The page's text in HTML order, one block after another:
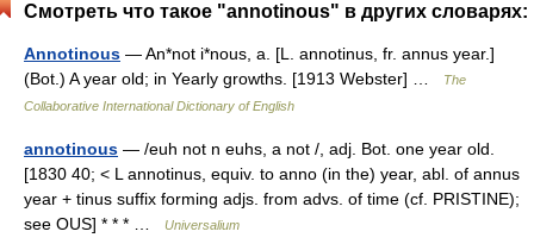
Смотреть что такое "annotinous" в других словарях:
Annotinous — An*not i*nous, a. [L. annotinus, fr. annus year.]
(Bot.) A year old; in Yearly growths. [1913 Webster] …
The
Collaborative International Dictionary of English
annotinous — /euh not n euhs, a not /, adj. Bot. one year old.
[1830 40; < L annotinus, equiv. to anno (in the) year, abl. of annus
year + tinus suffix forming adjs. from advs. of time (cf. PRISTINE);
see OUS] * * * …
Universalium